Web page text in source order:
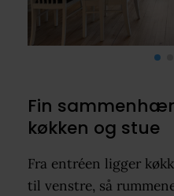
Fin
køkken og stue
Fra entréen ligger
til venstre, så